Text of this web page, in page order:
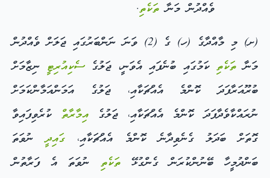
ވެއްދުން މަނާ ތަކެތި.
(ށ) މި މާއްދާގެ (ހ) ގެ (2) ވަނަ ނަންބަރުގައި ޖަލަށް ވެއްދުން
މަނާ ތަކެތިކަމުގައި ބުނެފައި އެވަނީ، ޖަލުގެސެކިއުރިޓީ ނިޒާމަށް
ބުރޫއަރާފަދަ ކޮންމެ އެއްޗަކާއި، ޖަލުގެ އަމަންއަމާންކަމަށް
ނުރައްކާވެދާފަދަ ކޮންމެ އެއްޗަކާއި، ޖަލުގެ އިމާރާތް ކުރެވިފައިވާ
ގޮތަށް ބަދަލު ގެނެވިދާނެ ކޮންމެ އެއްޗަކާއި، ގައިދީނުވަތަ
ބަންދުމީހާ ބޭނުންކުރަން ގެންގުޅޭތަކެތި ނުވަތަ އެ ފަރާތުން